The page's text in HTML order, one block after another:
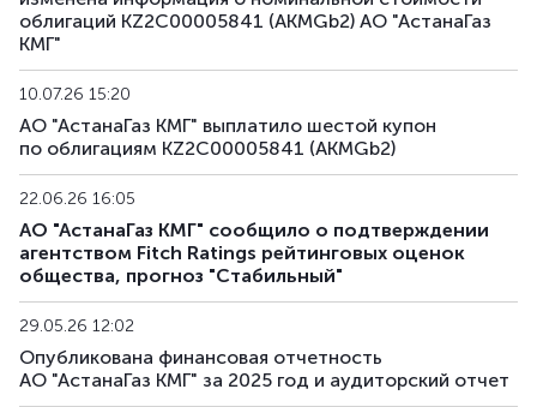
облигаций KZ2C00005841 (AKMGb2) АО "АстанаГаз
КМГ"
10.07.26 15:20
АО "АстанаГаз КМГ" выплатило шестой купон
по облигациям KZ2C00005841 (AKMGb2)
22.06.26 16:05
АО "АстанаГаз КМГ" сообщило о подтверждении
агентством Fitch Ratings рейтинговых оценок
общества, прогноз "Стабильный"
29.05.26 12:02
Опубликована финансовая отчетность
АО "АстанаГаз КМГ" за 2025 год и аудиторский отчет